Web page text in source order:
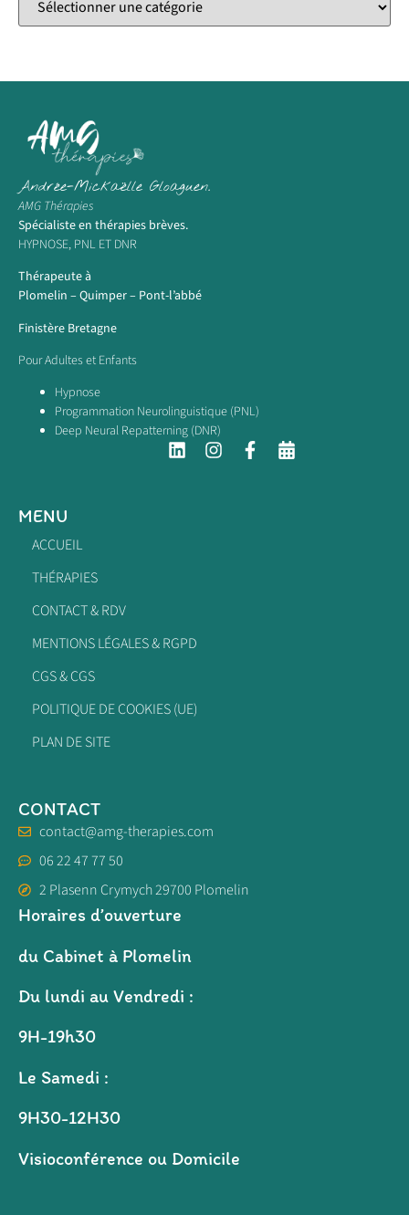
Andrée-Mickaëlle Gloaguen.
AMG Thérapies
Spécialiste en thérapies brèves.
HYPNOSE, PNL ET DNR
Thérapeute à
Plomelin – Quimper – Pont-l’abbé
Finistère Bretagne
Pour Adultes et Enfants
Hypnose
Programmation Neurolinguistique (PNL)
Deep Neural Repatterning (DNR)
MENU
ACCUEIL
THÉRAPIES
CONTACT & RDV
MENTIONS LÉGALES & RGPD
CGS & CGS
POLITIQUE DE COOKIES (UE)
PLAN DE SITE
CONTACT
contact@amg-therapies.com
06 22 47 77 50
2 Plasenn Crymych 29700 Plomelin
Horaires d’ouverture
du Cabinet à Plomelin
Du lundi au Vendredi :
9H-19h30
Le Samedi :
9H30-12H30
Visioconférence ou Domicile